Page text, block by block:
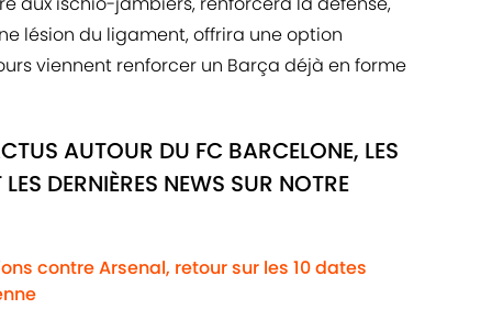
lésion du ligament, offrira une option
viennent renforcer un Barça déjà en forme
AUTOUR DU FC BARCELONE, LES
DERNIÈRES NEWS SUR NOTRE
contre Arsenal, retour sur les 10 dates